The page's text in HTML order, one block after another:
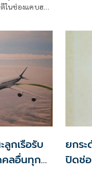
ในช่องแคบฮอร์
นศ
ลูกเรือรับ
คลอื่นทุก
ยกร
ปิดช่